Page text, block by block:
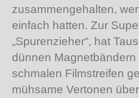
zusammengehalten,
einfach hatten. Zur
„Spurenzieher“, hat
dünnen
schmalen Filmstreifen
mühsame Vertonen